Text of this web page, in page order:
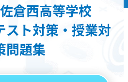
倉西高等学校
スト対策・授業対
問題集